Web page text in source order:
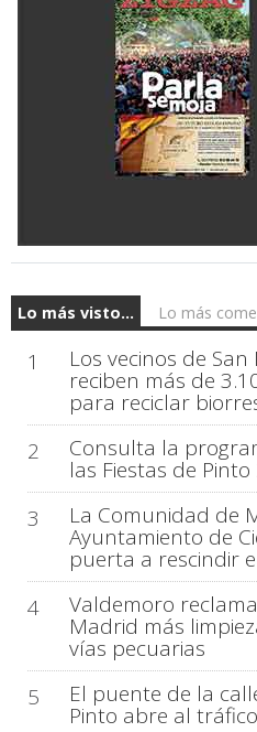
Lo más visto... Lo más
1 Los vecinos de
reciben más de
para reciclar
2
Consulta la
las Fiestas de
3
La Comunidad de
Ayuntamiento de
puerta a rescindir
4
Valdemoro
Madrid más
vías pecuarias
5
El puente de la
Pinto abre al tráfico